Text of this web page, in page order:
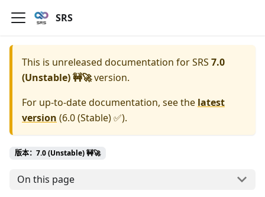
SRS
This is unreleased documentation forSRS 7.0
(Unstable) 🚧🚀version.
For up-to-date documentation, see the latest
version (6.0 (Stable) ✅).
版本：7.0 (Unstable) 🚧🚀
On this page